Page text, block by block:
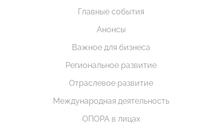
Главные события
Анонсы
Важное для бизнеса
Региональное развитие
Отраслевое развитие
Международная деятельность
ОПОРА в лицах